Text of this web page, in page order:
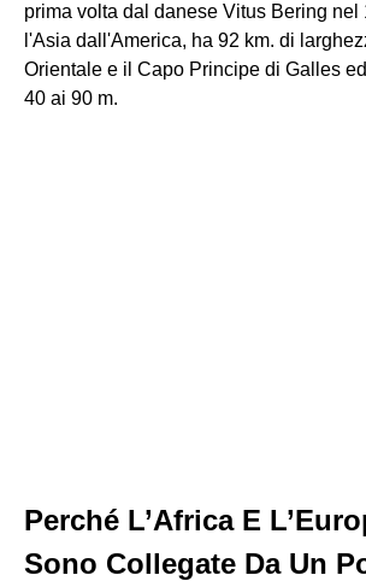
prima volta dal danese Vitus Bering nel
l'Asia dall'America, ha 92 km. di
Orientale e il Capo Principe di Galles
40 ai 90 m.
Perché L’Africa E
Sono Collegate Da Un